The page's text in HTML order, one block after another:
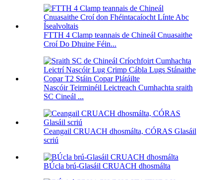
FTTH 4 Clamp teannais de Chineál Cnuasaithe
Croí Do Dhuine Féin...
Nascóir Teirminéil Leictreach Cumhachta sraith
SC Cineál ...
Ceangail CRUACH dhosmálta, CÓRAS Glasáil
scriú
BÚcla brú-Glasáil CRUACH dhosmálta